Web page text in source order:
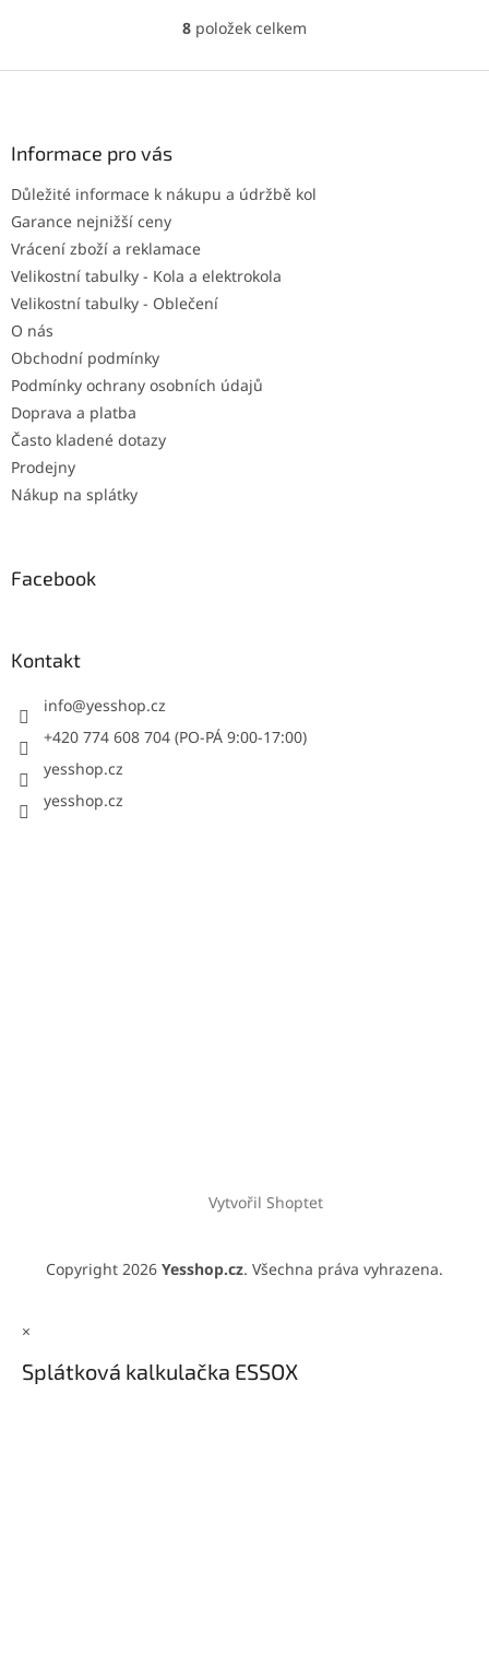
O
l
p
y
s
8 položek celkem
Informace pro vás
Důležité informace k nákupu a údržbě kol
Garance nejnižší ceny
Vrácení zboží a reklamace
Velikostní tabulky - Kola a elektrokola
Velikostní tabulky - Oblečení
O nás
Obchodní podmínky
Podmínky ochrany osobních údajů
Doprava a platba
Často kladené dotazy
Prodejny
Nákup na splátky
Facebook
Kontakt
info@yesshop.cz
+420 774 608 704 (PO-PÁ 9:00-17:00)
yesshop.cz
yesshop.cz
Vytvořil Shoptet
Copyright 2026 Yesshop.cz. Všechna práva vyhrazena.
×
Splátková kalkulačka ESSOX